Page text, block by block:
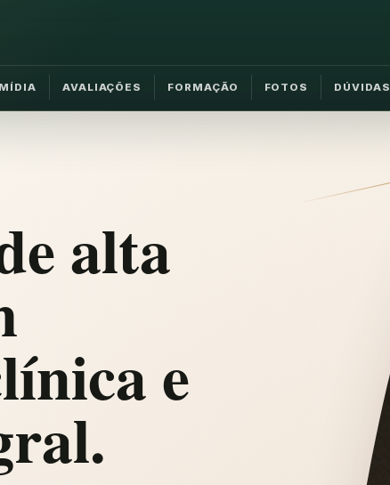
MÍDIA AVALIAÇÕES FORMAÇÃO FOTOS DÚVIDAS
alta
e